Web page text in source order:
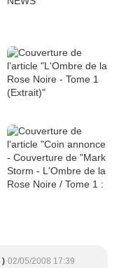
) 02/05/2008 17:39